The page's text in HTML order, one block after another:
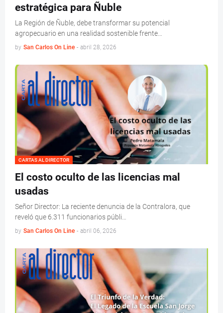
estratégica para Ñuble
La Región de Ñuble, debe transformar su potencial
agropecuario en una realidad sostenible frente…
by San Carlos On Line - abril 28, 2026
CARTAS AL DIRECTOR
El costo oculto de las licencias mal
usadas
Señor Director: La reciente denuncia de la Contralora, que
reveló que 6.311 funcionarios públi…
by San Carlos On Line - abril 06, 2026